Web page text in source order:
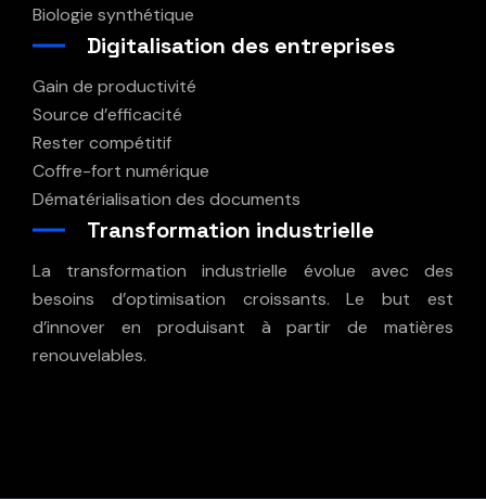
Biologie synthétique
Digitalisation des entreprises
Gain de productivité
Source d’efficacité
Rester compétitif
Coffre-fort numérique
Dématérialisation des documents
Transformation industrielle
La transformation industrielle évolue avec des
besoins d’optimisation croissants. Le but est
d’innover en produisant à partir de matières
renouvelables.